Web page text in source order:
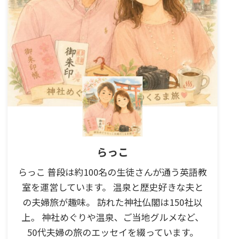
らっこ
らっこ 普段は約100名の生徒さんが通う英語教
室を運営しています。 温泉と歴史好きな夫と
の夫婦旅が趣味。 訪れた神社仏閣は150社以
上。 神社めぐりや温泉、ご当地グルメなど、
50代夫婦の旅のエッセイを綴っています。